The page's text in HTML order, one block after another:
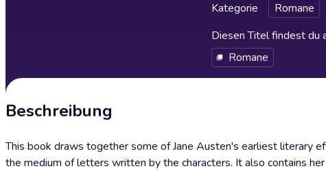
Kategorie
Romane
Diesen Titel findest du
Romane
Beschreibung
This book draws together some of Jane Austen's earliest literary
the medium of letters written by the characters. It also contains